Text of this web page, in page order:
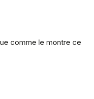
comme le montre ce